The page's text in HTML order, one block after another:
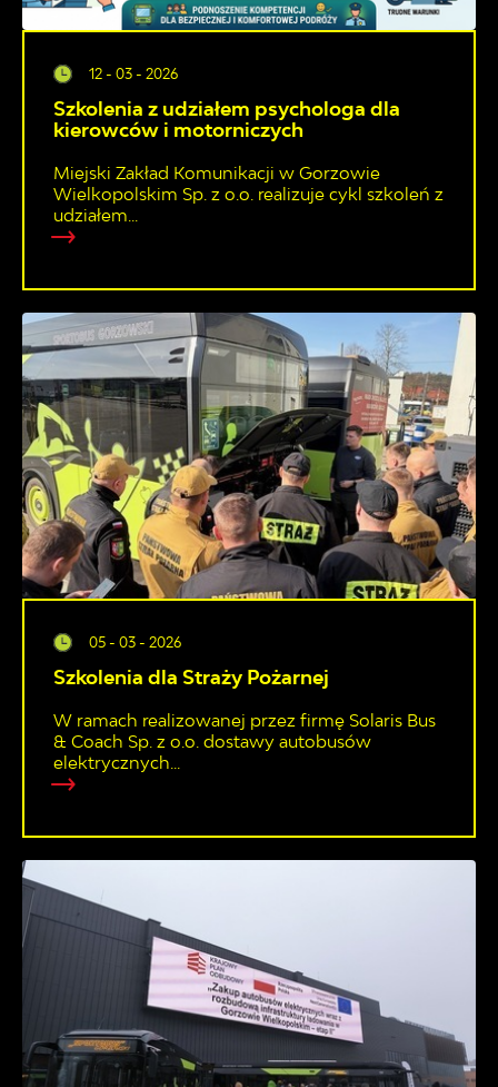
12 - 03 - 2026
Szkolenia z udziałem psychologa dla
kierowców i motorniczych
Miejski Zakład Komunikacji w Gorzowie
Wielkopolskim Sp. z o.o. realizuje cykl szkoleń z
udziałem...
05 - 03 - 2026
Szkolenia dla Straży Pożarnej
W ramach realizowanej przez firmę Solaris Bus
& Coach Sp. z o.o. dostawy autobusów
elektrycznych...